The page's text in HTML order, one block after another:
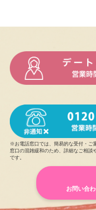
※お電話窓口では、簡易的な受付・ご
窓口の混雑緩和のため、詳細なご相
です。
お問い合